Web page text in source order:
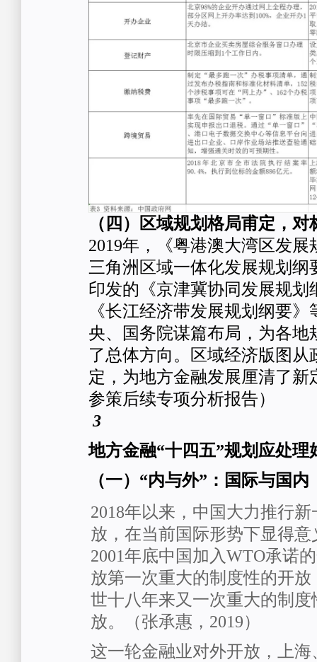
（四）区域规划格局甫定，
2019年，《粤港澳大湾区发
三角洲区域一体化发展规划纲
印发的《京津冀协同发展规划
《长江经济带发展规划纲要
央、国务院谋篇布局，为各地
了总体方向。区域经济版图从
定，为地方金融发展厘清了新
参策后续专项分析报告）
3
地方金融“十四五”规划应处理
（一）“内与外”：国际与国内
2018年以来，中国大力推行
放，在当前国际形势下显得
2001年底中国加入WTO承诺
放第一次重大的制度性的开
世十八年来又一次重大的制
放。（张承惠，2019）
这一轮金融业对外开放，上